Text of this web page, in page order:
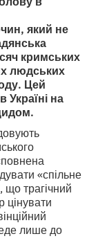
який не
кримських
людських
Цей
на
«спільне
трагічний
цінувати
лише до